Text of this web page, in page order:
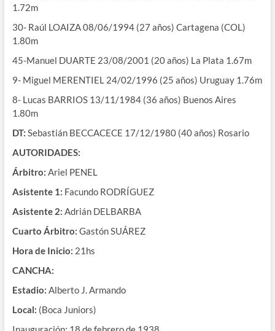
1.72m
30- Raúl LOAIZA 08/06/1994 (27 años) Cartagena (COL)
1.80m
45-Manuel DUARTE 23/08/2001 (20 años) La Plata 1.67m
9- Miguel MERENTIEL 24/02/1996 (25 años) Uruguay 1.76m
8- Lucas BARRIOS 13/11/1984 (36 años) Buenos Aires
1.80m
DT: Sebastián BECCACECE 17/12/1980 (40 años) Rosario
AUTORIDADES:
Árbitro: Ariel PENEL
Asistente 1: Facundo RODRÍGUEZ
Asistente 2: Adrián DELBARBA
Cuarto Árbitro: Gastón SUÁREZ
Hora de Inicio: 21hs
CANCHA:
Estadio: Alberto J. Armando
Local: (Boca Juniors)